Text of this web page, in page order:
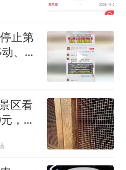
止第
、联
区看
，景